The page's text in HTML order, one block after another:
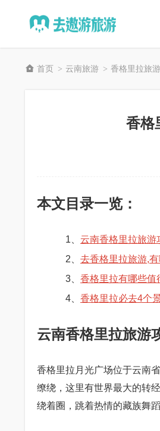
首页 > 云南旅游 > 香格里拉旅游
香格
本文目录一览：
1、 云南香格里拉旅游
2、 去香格里拉旅游,
3、 香格里拉有哪些值
4、 香格里拉必去4个
云南香格里拉旅游
香格里拉月光广场位于云南
缭绕，这里有世界最大的转
绕着圈，跳着热情的藏族舞蹈